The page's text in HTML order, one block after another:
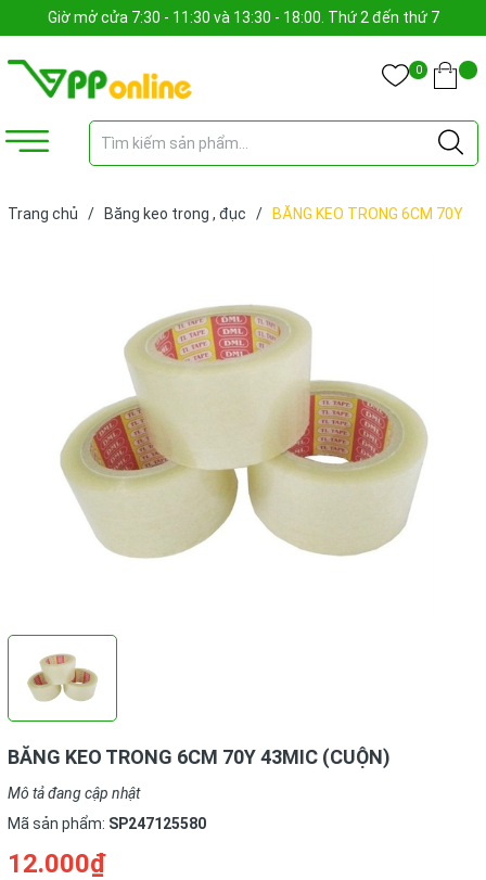
Giờ mở cửa 7:30 - 11:30 và 13:30 - 18:00. Thứ 2 đến thứ 7
0
Trang chủ / Băng keo trong , đục /
BĂNG KEO TRONG 6CM 70Y
BĂNG KEO TRONG 6CM 70Y 43MIC (CUỘN)
Mô tả đang cập nhật
Mã sản phẩm: SP247125580
12.000₫